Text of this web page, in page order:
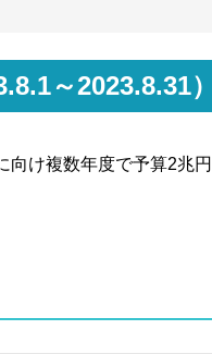
サーキュラーエコノミー
見据えたビジョンや中
～
向け複数年度で予算2兆